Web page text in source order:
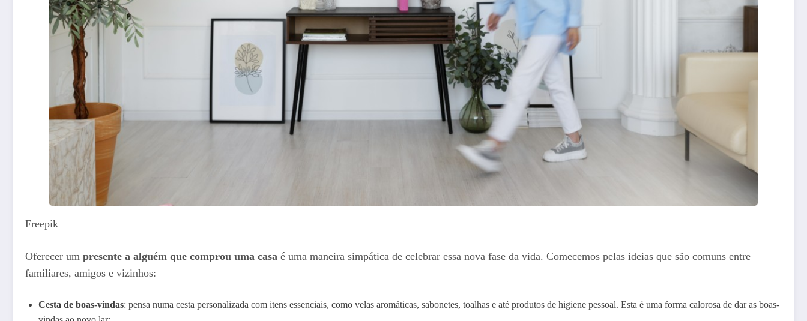
Freepik
Oferecer um presente a alguém que comprou uma casa é uma maneira simpática de celebrar essa nova fase da vida. Comecemos pelas ideias que são comuns entre
familiares, amigos e vizinhos:
Cesta de boas-vindas: pensa numa cesta personalizada com itens essenciais, como velas aromáticas, sabonetes, toalhas e até produtos de higiene pessoal. Esta é uma forma calorosa de dar as boas-